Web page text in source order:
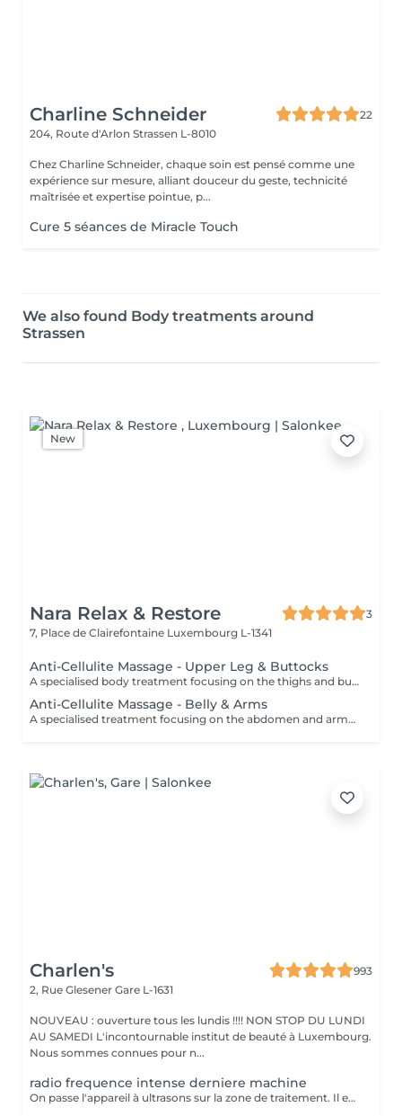
Charline Schneider
22
204, Route d'Arlon Strassen L-8010
Chez Charline Schneider, chaque soin est pensé comme une
expérience sur mesure, alliant douceur du geste, technicité
maîtrisée et expertise pointue, p...
Cure 5 séances de Miracle Touch
We also found Body treatments around
Strassen
New
Nara Relax & Restore
3
7, Place de Clairefontaine Luxembourg L-1341
Anti-Cellulite Massage - Upper Leg & Buttocks
A specialised body treatment focusing on the thighs and buttocks using intensive massage techniques designed to stimulate circulation and work the underlying tissues. This targeted treatment helps improve skin appearance, support tissue tone, and leave the treated areas feeling smoother, firmer, and revitalised.
Anti-Cellulite Massage - Belly & Arms
A specialised treatment focusing on the abdomen and arms using targeted massage techniques designed to stimulate circulation and support the skin's natural appearance. This intensive treatment helps improve tissue tone, enhance skin texture, and leave the treated areas feeling smoother, more supple, and refreshed.
Charlen's
993
2, Rue Glesener Gare L-1631
NOUVEAU : ouverture tous les lundis !!!! NON STOP DU LUNDI
AU SAMEDI L'incontournable institut de beauté à Luxembourg.
Nous sommes connues pour n...
radio frequence intense derniere machine
On passe l'appareil à ultrasons sur la zone de traitement. Il est possible de ressentir une légère sensation de chaleur pendant la séance mais la lipocavitation est indolore. La séance dure entre 40 minutes et 1h et vous pourrez reprendre vos activités quotidiennes normalement après le soin. Les resultats lissent la peau casse les capitons des la première seance